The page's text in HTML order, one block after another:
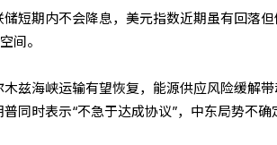
短期内不会降息，美元指数近期虽有回落但
间。
兹海峡运输有望恢复，能源供应风险缓解
同时表示“不急于达成协议”，中东局势不确